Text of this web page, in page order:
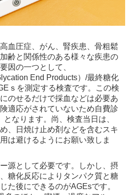
血圧症、がん、腎疾患、骨粗鬆
齢と関係性のある様々な疾患の
因の一つとして、
End Products）/最終糖化
ｓを測定する検査です。この検
のせるだけで採血などは必要あ
適応がされていないため自費診
なります。尚、検査当日は、
、日焼け止め剤などを含むスキ
は避けるようにお願い致しま
源として必要です。しかし、摂
糖化反応によりタンパク質と糖
た後にできるのがAGEsです。